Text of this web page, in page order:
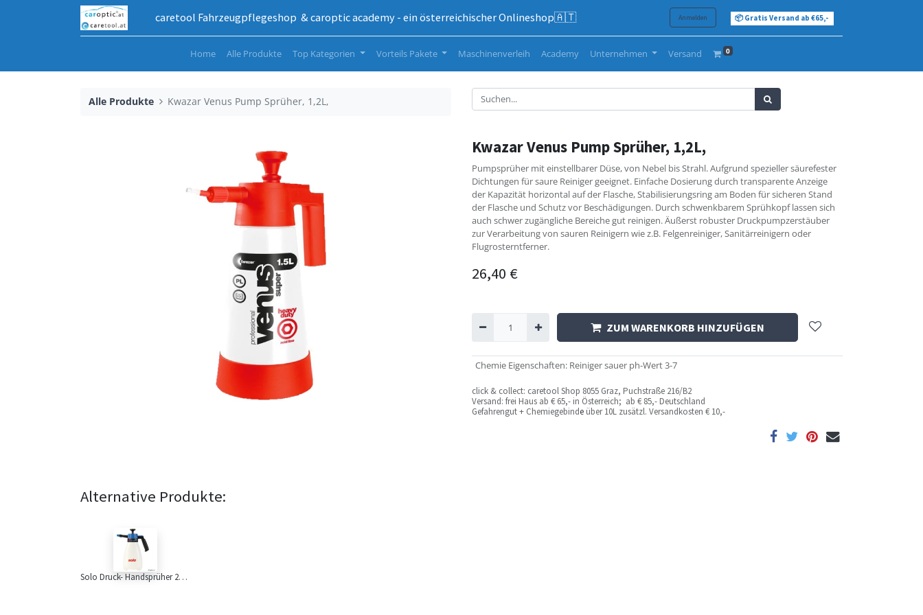
caretool Fahrzeugpflegeshop & caroptic academy - ein österreichischer Onlineshop🇦🇹 Anmelden 📦 Gratis Versand ab €65,-
Home Alle Produkte Top Kategorien Vorteils Pakete Maschinenverleih Academy Unternehmen Versand 0
Alle Produkte Kwazar Venus Pump Sprüher, 1,2L,
Kwazar Venus Pump Sprüher, 1,2L,
Pumpsprüher mit einstellbarer Düse, von Nebel bis Strahl. Aufgrund spezieller säurefester
Dichtungen für saure Reiniger geeignet. Einfache Dosierung durch transparente Anzeige
der Kapazität horizontal auf der Flasche, Stabilisierungsring am Boden für sicheren Stand
der Flasche und Schutz vor Beschädigungen. Durch schwenkbarem Sprühkopf lassen sich
auch schwer zugängliche Bereiche gut reinigen. Äußerst robuster Druckpumpzerstäuber
zur Verarbeitung von sauren Reinigern wie z.B. Felgenreiniger, Sanitärreinigern oder
Flugrosterntferner.
26,40 €
ZUM WARENKORB HINZUFÜGEN
Chemie Eigenschaften: Reiniger sauer ph-Wert 3-7
click & collect: caretool Shop 8055 Graz, Puchstraße 216/B2
Versand: frei Haus ab € 65,- in Österreich; ab € 85,- Deutschland
Gefahrengut + Chemiegebinde über 10L zusätzl. Versandkosten € 10,-
Alternative Produkte:
Solo Druck- Handsprüher 2L, 304B